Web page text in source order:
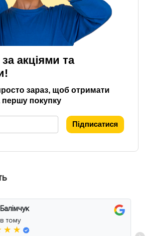
акціями та
зараз, щоб отримати
першу покупку
Підписатися
тому
★ ★